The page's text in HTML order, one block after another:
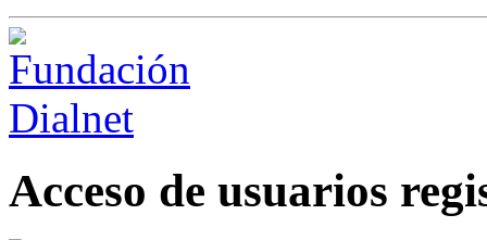
Acceso de usuarios